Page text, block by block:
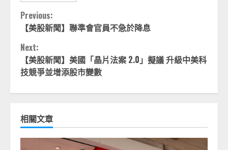
Continue
Reading
Previous:
【美股新聞】聯準會官員不急於降息
Next:
【美股新聞】美國「晶片法案 2.0」擬議 升級中美科
技競爭並增添股市變數
相關文章